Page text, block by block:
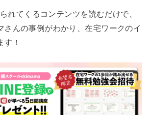
れてくるコンテンツを読むだけで、
さんの事例がわかり、在宅ワークのイ
す！